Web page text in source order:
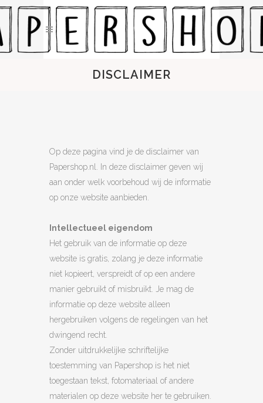
DISCLAIMER
Op deze pagina vind je de disclaimer van
Papershop.nl. In deze disclaimer geven wij
aan onder welk voorbehoud wij de informatie
op onze website aanbieden.
Intellectueel eigendom
Het gebruik van de informatie op deze
website is gratis, zolang je deze informatie
niet kopieert, verspreidt of op een andere
manier gebruikt of misbruikt. Je mag de
informatie op deze website alleen
hergebruiken volgens de regelingen van het
dwingend recht.
Zonder uitdrukkelijke schriftelijke
toestemming van Papershop is het niet
toegestaan tekst, fotomateriaal of andere
materialen op deze website her te gebruiken.